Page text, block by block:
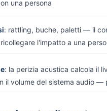
una persona
: rattling, buche, paletti — il
l'impatto a una
: la perizia acustica calcola il
il volume del sistema audio —